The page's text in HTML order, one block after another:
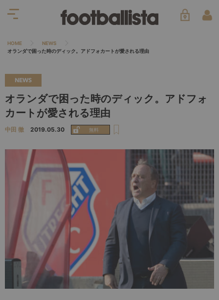
HOME
NEWS
オランダで困った時のディック。アドフォカートが愛される理由
NEWS
オランダで困った時のディック。アドフォ
カートが愛される理由
中田 徹 2019.05.30